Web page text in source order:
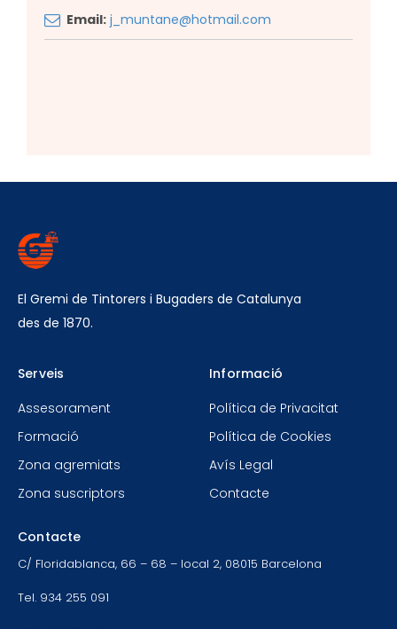
Email: j_muntane@hotmail.com
El Gremi de Tintorers i Bugaders de Catalunya
des de 1870.
Serveis
Assesorament
Formació
Zona agremiats
Zona suscriptors
Informació
Política de Privacitat
Política de Cookies
Avís Legal
Contacte
Contacte
C/ Floridablanca, 66 – 68 – local 2, 08015 Barcelona
Tel. 934 255 091